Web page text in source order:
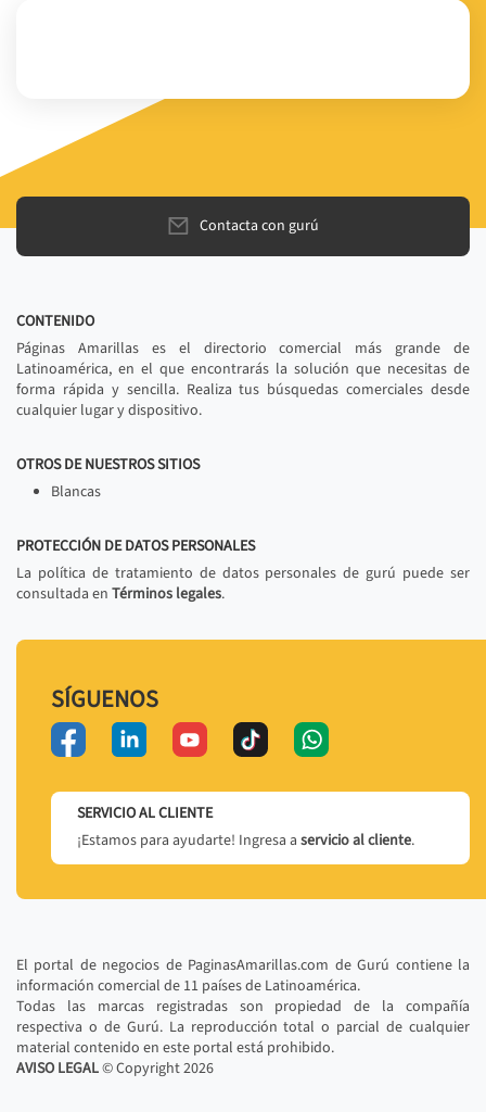
Contacta con gurú
CONTENIDO
Páginas Amarillas es el directorio comercial más grande de
Latinoamérica, en el que encontrarás la solución que necesitas de
forma rápida y sencilla. Realiza tus búsquedas comerciales desde
cualquier lugar y dispositivo.
OTROS DE NUESTROS SITIOS
Blancas
PROTECCIÓN DE DATOS PERSONALES
La política de tratamiento de datos personales de gurú puede ser
consultada en Términos legales.
SÍGUENOS
SERVICIO AL CLIENTE
¡Estamos para ayudarte! Ingresa a servicio al cliente.
El portal de negocios de PaginasAmarillas.com de Gurú contiene la
información comercial de 11 países de Latinoamérica.
Todas las marcas registradas son propiedad de la compañía
respectiva o de Gurú. La reproducción total o parcial de cualquier
material contenido en este portal está prohibido.
AVISO LEGAL© Copyright2026